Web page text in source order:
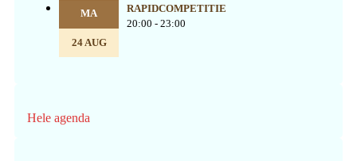
MA
24 AUG
RAPIDCOMPETITIE
20:00 - 23:00
Hele agenda